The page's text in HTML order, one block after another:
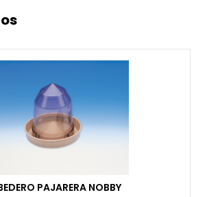
PAJARERA NOBBY